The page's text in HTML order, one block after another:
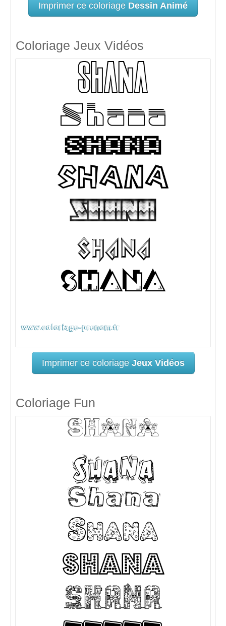
Imprimer ce coloriage Dessin Animé
Coloriage Jeux Vidéos
Imprimer ce coloriage Jeux Vidéos
Coloriage Fun